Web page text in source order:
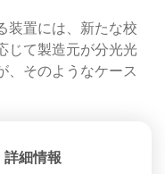
装置には、新たな校
じて製造元が分光光
、そのようなケース
詳細情報